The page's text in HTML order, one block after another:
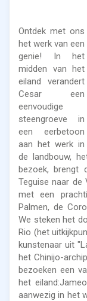
Ontdek met ons
het werk van een
genie! In het
midden van het
eiland verandert
Cesar een
eenvoudige
steengroeve in
een eerbetoon
aan het werk in
de landbouw,
bezoek,
Teguise naar de
met een
Palmen, de
We steken het
Rio (het
kunstenaar uit
het Chinijo-
bezoeken een
het
aanwezig in het